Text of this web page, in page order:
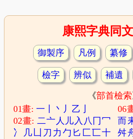
康熙字典同
御製序 凡例 纂修
檢字 辨似 補遺
《部首檢索
01畫:一 丶 丿 乙
02畫:二亠 人 儿入 八 冂冖
冫
几 凵 刀 力 勹 匕 匚匸十
06
而
舛